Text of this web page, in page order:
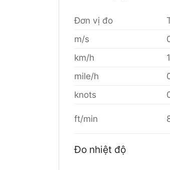
Đơn vị đo
m/s
km/h
mile/h
knots
ft/min
Đo nhiệt độ